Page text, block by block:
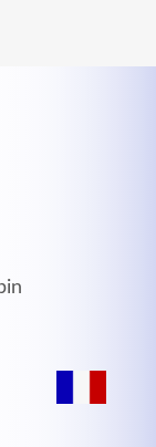
adipiscing
dolor.